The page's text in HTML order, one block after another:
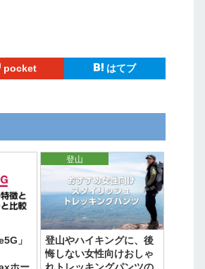
pocket はてブ
」
登山やハイキングに、後
悔しない女性向けおしゃ
登山